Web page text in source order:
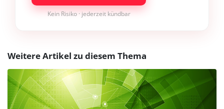
Kein Risiko · jederzeit kündbar
Weitere Artikel zu diesem Thema